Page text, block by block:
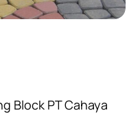
Block PT Cahaya